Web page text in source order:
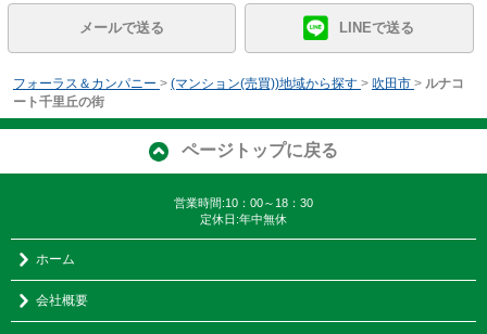
メールで送る LINEで送る
フォーラス＆カンパニー > (マンション(売買))地域から探す > 吹田市 > ルナコ
ート千里丘の街
ページトップに戻る
営業時間:10：00～18：30
定休日:年中無休
ホーム
会社概要